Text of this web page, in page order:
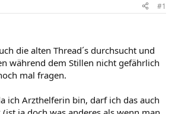
#1
die alten Thread´s durchsucht und
während dem Stillen nicht gefährlich
mal fragen.
ich Arzthelferin bin, darf ich das auch